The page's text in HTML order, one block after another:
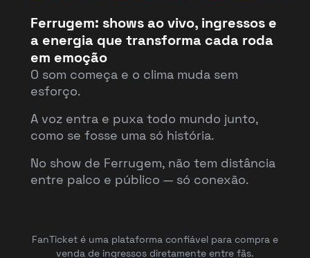
Ferrugem: shows ao vivo, ingressos e
a energia que transforma cada roda
em emoção
O som começa e o clima muda sem
esforço.
A voz entra e puxa todo mundo junto,
como se fosse uma só história.
No show de Ferrugem, não tem distância
entre palco e público — só conexão.
FanTicket é uma plataforma confiável para compra e
venda de ingressos diretamente entre fãs.
Vender